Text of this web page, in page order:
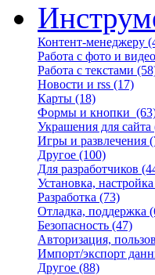
Контент-менеджеру
Работа с фото и видео
Работа с текстами
Новости и rss (17)
Карты (18)
Формы и кнопки
Украшения для сайта
Игры и развлечения
Другое (100)
Для разработчиков
Установка, настройка
Разработка (73)
Отладка, поддержка
Безопасность (47)
Авторизация,
Импорт/экспорт
Другое (88)